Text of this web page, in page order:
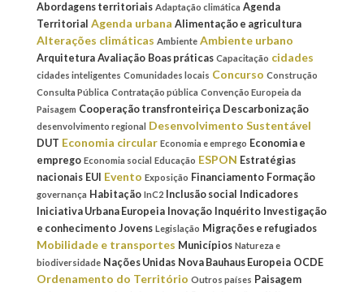
Abordagens territoriais Adaptação climática Agenda
Territorial Agenda urbana Alimentação e agricultura
Alterações climáticas Ambiente Ambiente urbano
Arquitetura Avaliação Boas práticas Capacitação cidades
cidades inteligentes Comunidades locais Concurso Construção
Consulta Pública Contratação pública Convenção Europeia da
Paisagem Cooperação transfronteiriça Descarbonização
desenvolvimento regional Desenvolvimento Sustentável
DUT Economia circular Economia e emprego Economia e
emprego Economia social Educação ESPON Estratégias
nacionais EUI Evento Exposição Financiamento Formação
governança Habitação InC2 Inclusão social
Indicadores
Iniciativa Urbana Europeia Inovação Inquérito Investigação
e conhecimento Jovens Legislação Migrações e refugiados
Mobilidade e transportes Municípios Natureza e
biodiversidade Nações Unidas Nova Bauhaus Europeia OCDE
Ordenamento do Território Outros países Paisagem